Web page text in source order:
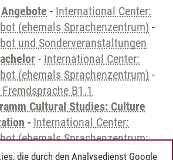
- International Center:
(ehemals Sprachenzentrum) -
und Sonderveranstaltungen
- International Center:
(ehemals Sprachenzentrum) -
B1.1
Cultural Studies: Culture
- International Center:
(ehemals Sprachenzentrum;
Deutsch als Fremdsprache B1.1
die durch den Analysedienst Google